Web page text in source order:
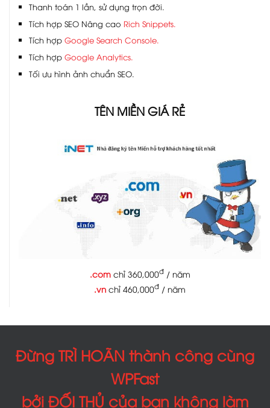
Thanh toán 1 lần, sử dụng trọn đời.
Tích hợp SEO Nâng cao Rich Snippets.
Tích hợp Google Search Console.
Tích hợp Google Analytics.
Tối ưu hình ảnh chuẩn SEO.
TÊN MIỀN GIÁ RẺ
.comchỉ 360,000đ/ năm
.vn chỉ 460,000đ / năm
Đừng TRÌ HOÃN thành công cùng
WPFast
bởi ĐỐI THỦ của bạn không làm